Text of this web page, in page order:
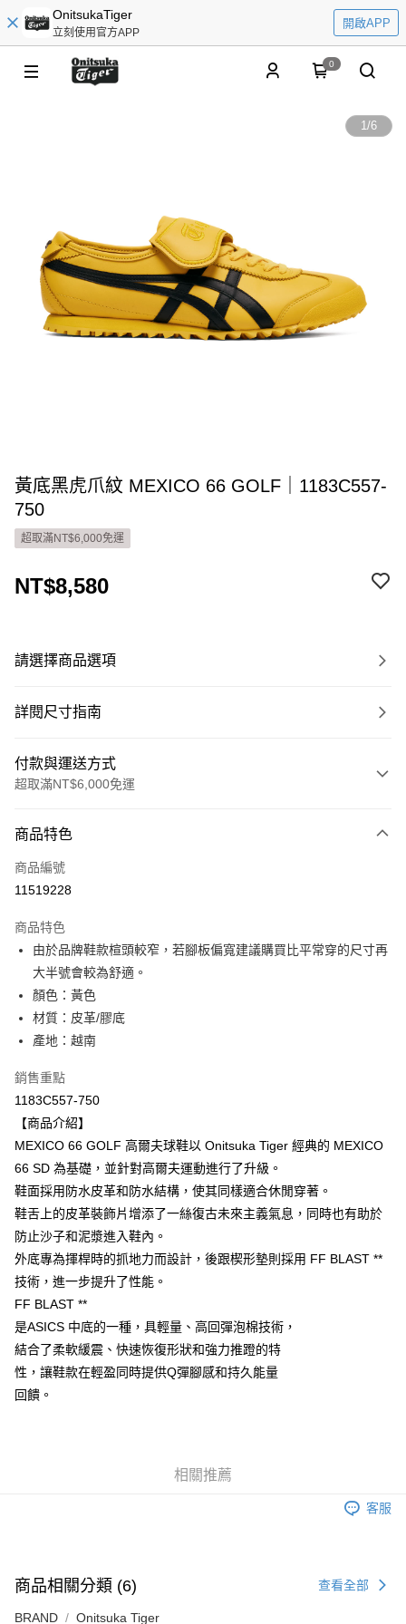
OnitsukaTiger
立刻使用官方APP
開啟APP
0
1/6
黃底黑虎爪紋 MEXICO 66 GOLF｜1183C557-
750
超取滿NT$6,000免運
NT$8,580
請選擇商品選項
詳閱尺寸指南
付款與運送方式
超取滿NT$6,000免運
信用卡一次付款
超商取貨付款
Apple Pay
ATM付款
運送方式
每筆NT$80，滿NT$6,000(含以上)免運費
萊爾富取貨付款
每筆NT$80，滿NT$6,000(含以上)免運費
付款後萊爾富取貨
每筆NT$80，滿NT$6,000(含以上)免運費
7-11取貨付款
每筆NT$80，滿NT$6,000(含以上)免運費
付款後7-11取貨
每筆NT$80，滿NT$6,000(含以上)免運費
宅配
商品特色
商品編號
11519228
商品特色
由於品牌鞋款楦頭較窄，若腳板偏寬建議購買比平常穿的尺寸再
大半號會較為舒適。
顏色：黃色
材質：皮革/膠底
產地：越南
銷售重點
1183C557-750
【商品介紹】
MEXICO 66 GOLF 高爾夫球鞋以 Onitsuka Tiger 經典的 MEXICO
66 SD 為基礎，並針對高爾夫運動進行了升級。
鞋面採用防水皮革和防水結構，使其同樣適合休閒穿著。
鞋舌上的皮革裝飾片增添了一絲復古未來主義氣息，同時也有助於
防止沙子和泥漿進入鞋內。
外底專為揮桿時的抓地力而設計，後跟楔形墊則採用 FF BLAST **
技術，進一步提升了性能。
FF BLAST **
是ASICS 中底的一種，具輕量、高回彈泡棉技術，
結合了柔軟緩震、快速恢復形狀和強力推蹬的特
性，讓鞋款在輕盈同時提供Q彈腳感和持久能量
回饋。
相關推薦
客服
商品相關分類 (6) 查看全部
BRAND Onitsuka Tiger